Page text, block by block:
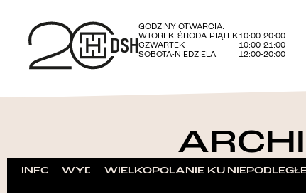
GODZINY OTWARCIA:
WTOREK-ŚRODA-PIĄTEK10:00-20:00
CZWARTEK
10:00-21:00
SOBOTA-NIEDZIELA
12:00-20:00
INFORMACJEWYDARZENIAWIELKOPOLANIE KU